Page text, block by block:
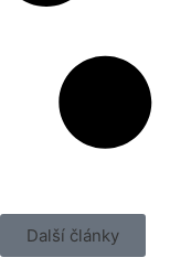
Další články